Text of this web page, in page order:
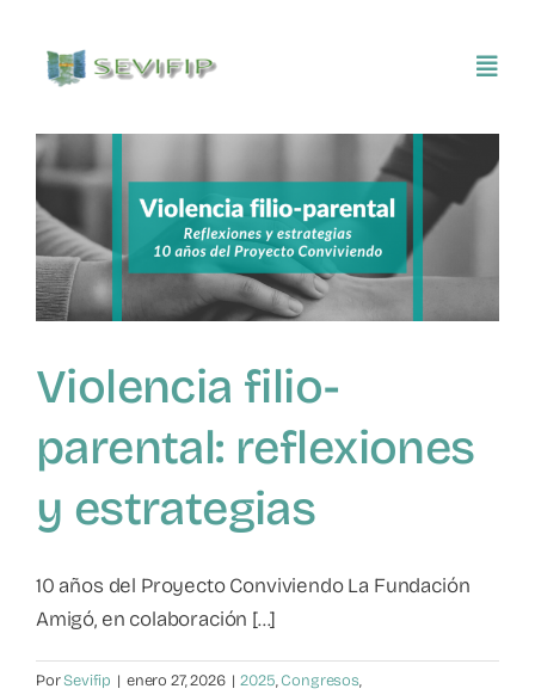
contenido
Inicio
Conócenos
Asociarse
SEVIFIP CONECTA
Violencia filio-
parental: reflexiones
y estrategias
10 años del Proyecto Conviviendo La Fundación
Amigó, en colaboración [...]
PorSevifip | enero 27, 2026 | 2025,Congresos,